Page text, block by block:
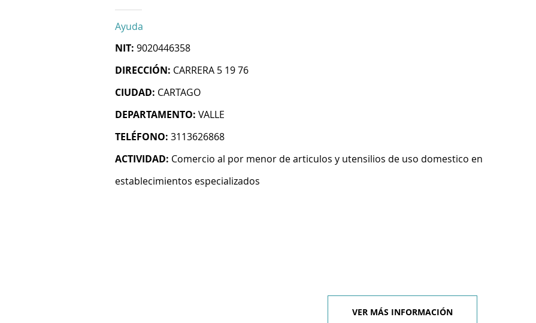
Ayuda
NIT: 9020446358
DIRECCIÓN: CARRERA 5 19 76
CIUDAD: CARTAGO
DEPARTAMENTO: VALLE
TELÉFONO: 3113626868
ACTIVIDAD: Comercio al por menor de articulos y utensilios de uso domestico en
establecimientos especializados
VER MÁS INFORMACIÓN